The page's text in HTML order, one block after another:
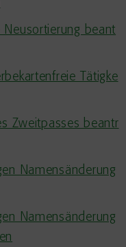
Neusortierung beant
Tätigke
Zweitpasses beantr
Namensänderung
Namensänderung